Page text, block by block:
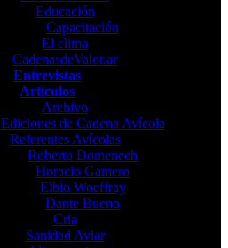
Educación
Capacitación
El clima
CadenasdeValor.ar
Entrevistas
Artículos
Archivo
Ediciones de Cadena Avícola
Referentes Avícolas
Roberto Domenech
Horacio Gamero
Elbio Woeffray
Dante Bueno
Cria
Sanidad Aviar